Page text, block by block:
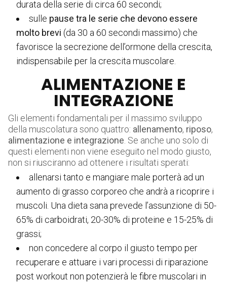
durata della serie di circa 60 secondi;
sulle pause tra le serie che devono essere
molto brevi (da 30 a 60 secondi massimo) che
favorisce la secrezione dell’ormone della crescita,
indispensabile per la crescita muscolare.
ALIMENTAZIONE E
INTEGRAZIONE
Gli elementi fondamentali per il massimo sviluppo
della muscolatura sono quattro: allenamento, riposo,
alimentazione e integrazione . Se anche uno solo di
questi elementi non viene eseguito nel modo giusto,
non si riusciranno ad ottenere i risultati sperati:
allenarsi tanto e mangiare male porterà ad un
aumento di grasso corporeo che andrà a ricoprire i
muscoli. Una dieta sana prevede l’assunzione di 50-
65% di carboidrati, 20-30% di proteine e 15-25% di
grassi;
non concedere al corpo il giusto tempo per
recuperare e attuare i vari processi di riparazione
post workout non potenzierà le fibre muscolari in